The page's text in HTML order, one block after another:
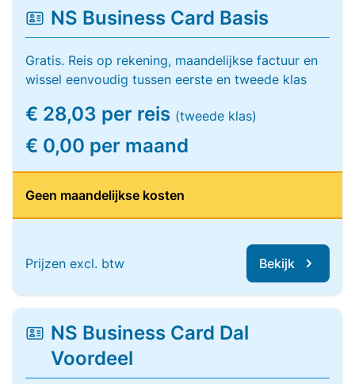
NS Business Card Basis
Gratis. Reis op rekening, maandelijkse factuur en
wissel eenvoudig tussen eerste en tweede klas
€ 28,03 per reis (tweede klas)
€ 0,00 per maand
Geen maandelijkse kosten
Prijzen excl. btw Bekijk
NS Business Card Dal
Voordeel